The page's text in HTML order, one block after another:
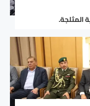
المثلجة.